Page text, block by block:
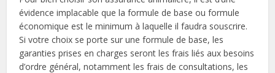
évidence implacable que la formule de base ou formule
économique est le minimum à laquelle il faudra souscrire.
Si votre choix se porte sur une formule de base, les
garanties prises en charges seront les frais liés aux besoins
d’ordre général, notamment les frais de consultations, les